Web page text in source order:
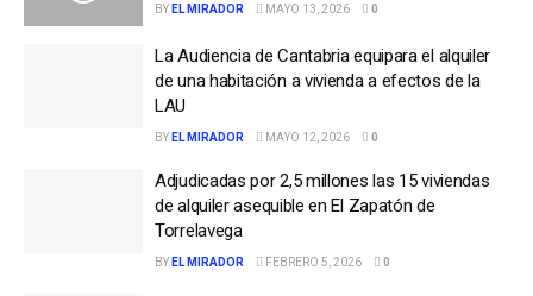
BY EL MIRADOR MAYO 13, 2026 0
La Audiencia de Cantabria equipara el alquiler
de una habitación a vivienda a efectos de la
LAU
BY EL MIRADOR MAYO 12, 2026 0
Adjudicadas por 2,5 millones las 15 viviendas
de alquiler asequible en El Zapatón de
Torrelavega
BY EL MIRADOR FEBRERO 5, 2026 0